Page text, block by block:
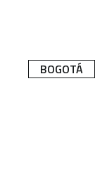
BOGOTÁ